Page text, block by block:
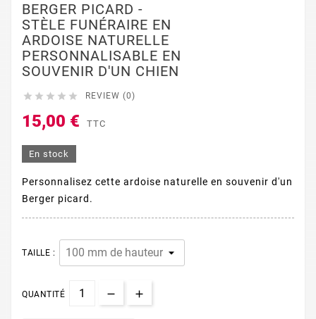
BERGER PICARD -
STÈLE FUNÉRAIRE EN
ARDOISE NATURELLE
PERSONNALISABLE EN
SOUVENIR D'UN CHIEN
     REVIEW (0)
15,00 € TTC
En stock
Personnalisez cette ardoise naturelle en souvenir d'un
Berger picard.
TAILLE :
QUANTITÉ